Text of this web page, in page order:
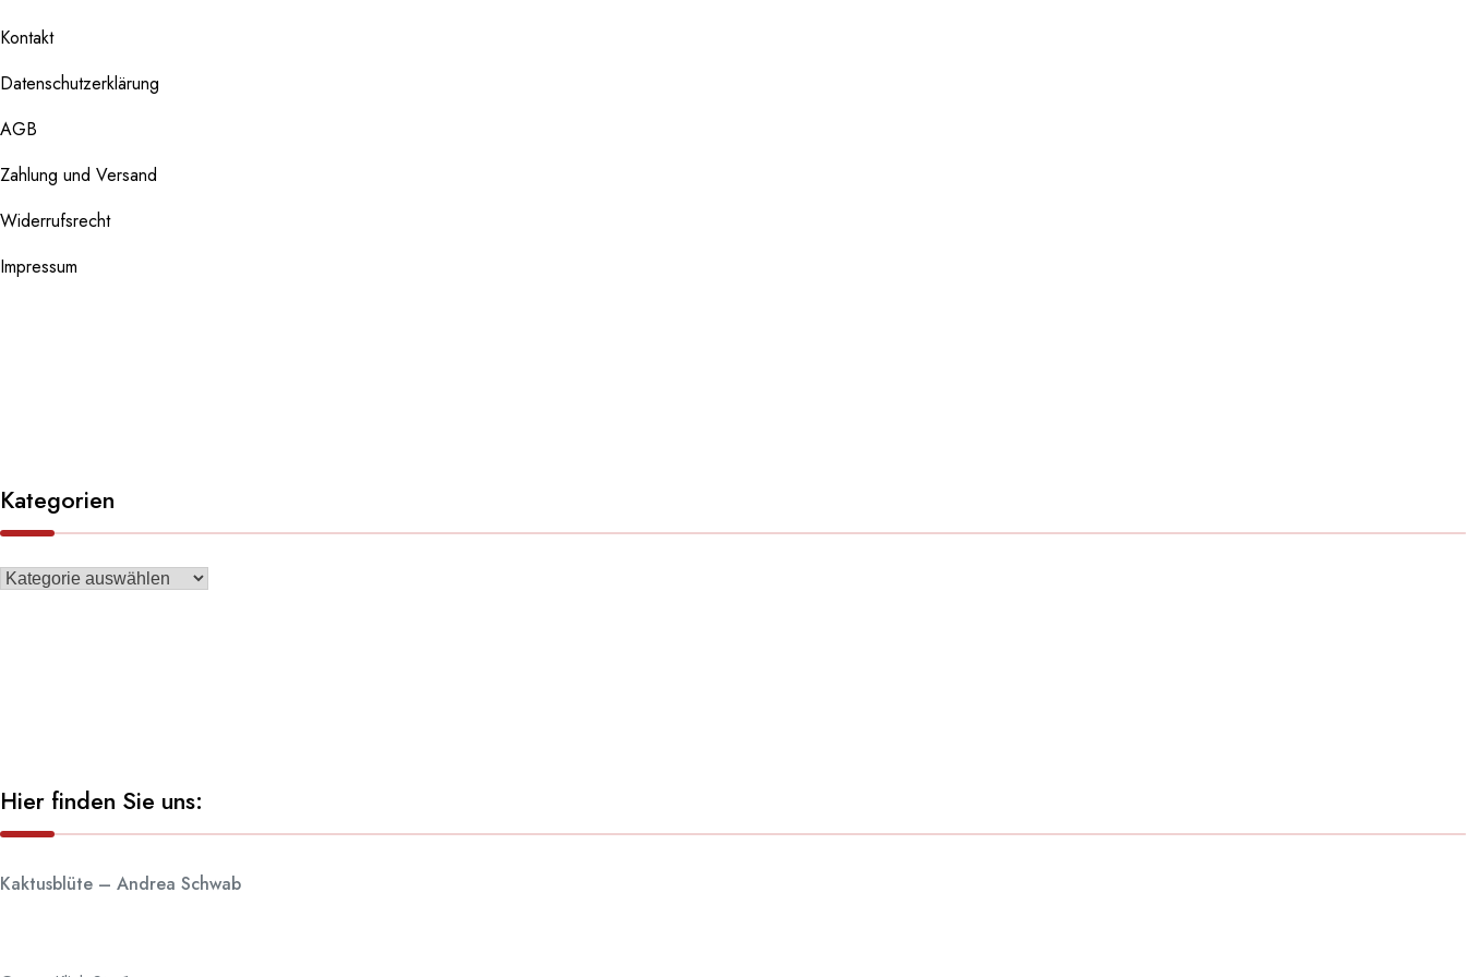
Kontakt
Datenschutzerklärung
AGB
Zahlung und Versand
Widerrufsrecht
Impressum
Kategorien
Hier finden Sie uns:
Kaktusblüte – Andrea Schwab